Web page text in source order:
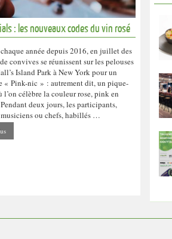
: les nouveaux codes du vin rosé
année depuis 2016, en juillet des
convives se réunissent sur les pelouses
Island Park à New York pour un
« Pink-nic » : autrement dit, un pique-
l’on célèbre la couleur rose, pink en
deux jours, les participants,
ou chefs, habillés …